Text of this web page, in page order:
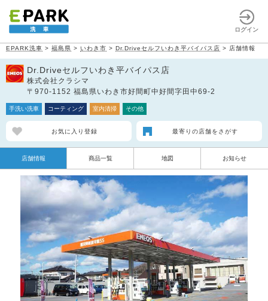
ログイン
EPARK洗車 > 福島県 > いわき市 > Dr.Driveセルフいわき平バイパス店 > 店舗情報
Dr.Driveセルフいわき平バイパス店
株式会社クラシマ
〒970-1152 福島県いわき市好間町中好間字田中69-2
手洗い洗車 コーティング 室内清掃 その他
お気に入り登録 最寄りの店舗をさがす
店舗情報 商品一覧 地図 お知らせ